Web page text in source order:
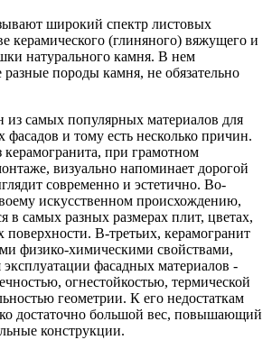
широкий спектр листовых
керамического (глиняного) вяжущего и
натурального камня. В нем
породы камня, не обязательно
из самых популярных материалов для
и тому есть несколько причин.
при грамотном
визуально напоминает дорогой
современно и эстетично. Во-
искусственном происхождению,
в самых разных размерах плит, цветах,
поверхности. В-третьих, керамогранит
физико-химическими свойствами,
фасадных материалов -
огнестойкостью, термической
геометрии. К его недостаткам
достаточно большой вес, повышающий
конструкции.